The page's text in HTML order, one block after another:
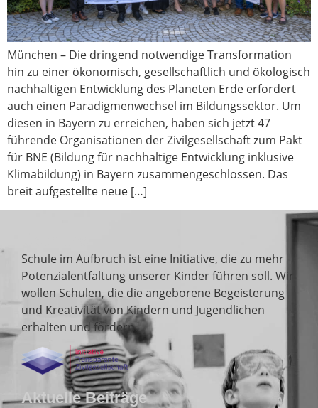
München – Die dringend notwendige Transformation
hin zu einer ökonomisch, gesellschaftlich und ökologisch
nachhaltigen Entwicklung des Planeten Erde erfordert
auch einen Paradigmenwechsel im Bildungssektor. Um
diesen in Bayern zu erreichen, haben sich jetzt 47
führende Organisationen der Zivilgesellschaft zum Pakt
für BNE (Bildung für nachhaltige Entwicklung inklusive
Klimabildung) in Bayern zusammengeschlossen. Das
breit aufgestellte neue […]
Schule im Aufbruch ist eine Initiative, die zu mehr
Potenzialentfaltung unserer Kinder führen soll. Wir
wollen Schulen, die die angeborene Begeisterung
und Kreativität von Kindern und Jugendlichen
erhalten und fördern.
Aktuelle Beiträge